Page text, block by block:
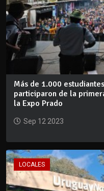
Más de 1.000
participaron de la
la Expo Prado
Sep 12 2023
LOCALES